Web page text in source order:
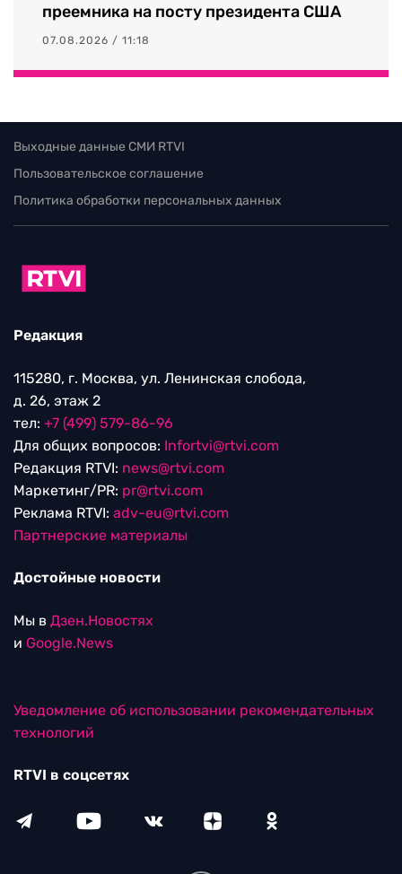
преемника на посту президента США
07.08.2026 / 11:18
Выходные данные СМИ RTVI
Пользовательское соглашение
Политика обработки персональных данных
Редакция
115280, г. Москва, ул. Ленинская слобода,
д. 26, этаж 2
тел: +7 (499) 579-86-96
Для общих вопросов: Infortvi@rtvi.com
Редакция RTVI: news@rtvi.com
Маркетинг/PR: pr@rtvi.com
Реклама RTVI: adv-eu@rtvi.com
Партнерские материалы
Достойные новости
Мы в Дзен.Новостях
и Google.News
Уведомление об использовании рекомендательных
технологий
RTVI в соцсетях